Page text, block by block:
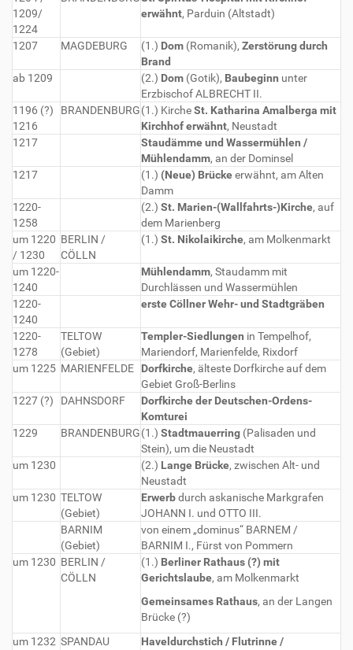
1209/
1224
erwähnt, Parduin (Altstadt)
1207 MAGDEBURG (1.) Dom (Romanik), Zerstörung durch
Brand
ab 1209
(2.) Dom (Gotik), Baubeginn unter
Erzbischof ALBRECHT II.
1196 (?)
1216
BRANDENBURG(1.) KircheSt. Katharina Amalberga mit
Kirchhof erwähnt, Neustadt
1217
Staudämme und Wassermühlen /
Mühlendamm, an der Dominsel
1217
(1.) (Neue) Brückeerwähnt, am Alten
Damm
1220-
1258
(2.) St. Marien-(Wallfahrts-)Kirche, auf
dem Marienberg
um 1220
/ 1230
BERLIN /
CÖLLN
(1.) St. Nikolaikirche, am Molkenmarkt
um 1220-
1240
Mühlendamm, Staudamm mit
Durchlässen und Wassermühlen
1220-
1240
erste Cöllner Wehr- und Stadtgräben
1220-
1278
TELTOW
(Gebiet)
Templer-Siedlungen in Tempelhof,
Mariendorf, Marienfelde, Rixdorf
um 1225 MARIENFELDE Dorfkirche, älteste Dorfkirche auf dem
Gebiet Groß-Berlins
1227 (?)
DAHNSDORF
Dorfkirche der Deutschen-Ordens-
Komturei
1229
BRANDENBURG(1.) Stadtmauerring (Palisaden und
Stein), um die Neustadt
um 1230
(2.) Lange Brücke, zwischen Alt- und
Neustadt
um 1230 TELTOW
(Gebiet)
Erwerbdurch askanische Markgrafen
JOHANN I. und OTTO III.
BARNIM
(Gebiet)
von einem „dominus“ BARNEM /
BARNIM I., Fürst von Pommern
um 1230 BERLIN /
CÖLLN
(1.) Berliner Rathaus (?) mit
Gerichtslaube, am Molkenmarkt
Gemeinsames Rathaus, an der Langen
Brücke (?)
um 1232 SPANDAU
Haveldurchstich / Flutrinne /